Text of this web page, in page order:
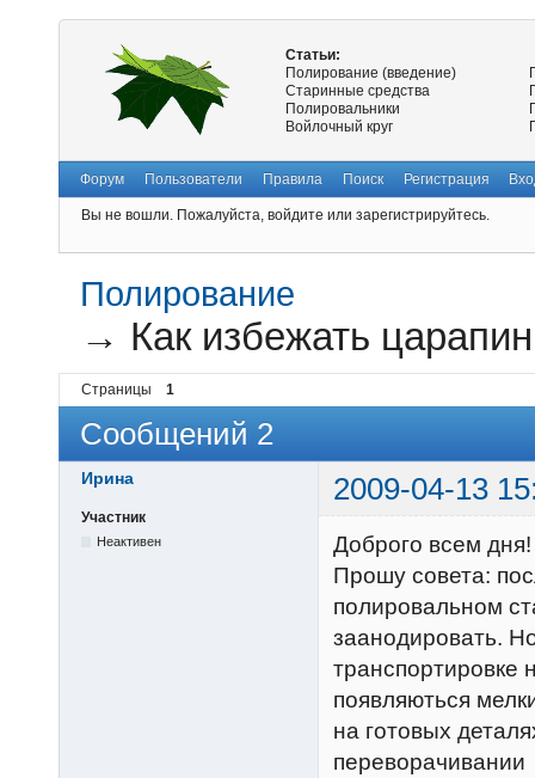
Статьи:
Полирование (введение)
Старинные средства
Полировальники
Войлочный круг
Форум Пользователи Правила Поиск Регистрация
Вы не вошли. Пожалуйста, войдите или зарегистрируйтесь.
Полирование
→ Как избежать
Страницы 1
Сообщений 2
Ирина 2009-04-13
Участник
Неактивен
Доброго всем дня!
Прошу совета:
полировальном
заанодировать.
транспортировке
появляються
на готовых